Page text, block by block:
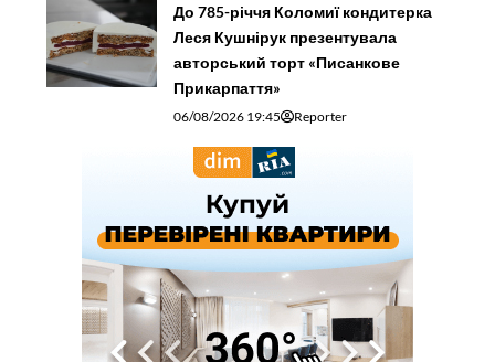
До 785-річчя Коломиї кондитерка
Леся Кушнірук презентувала
авторський торт «Писанкове
Прикарпаття»
06/08/2026 19:45 Reporter